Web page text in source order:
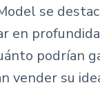
se
en
podrían
vender su